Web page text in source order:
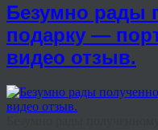
Безумно рады
подарку —
видео отзыв.